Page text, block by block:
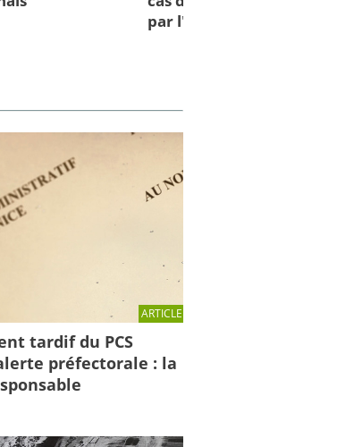
par l'IRMa et la mission
ARTICLE
tardif du PCS
préfectorale : la